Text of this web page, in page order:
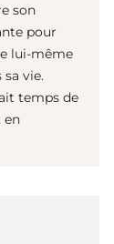
son
pour
lui-même
sa vie.
temps de
en